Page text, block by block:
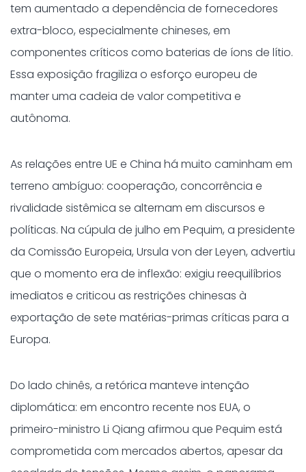
tem aumentado a dependência de fornecedores
extra-bloco, especialmente chineses, em
componentes críticos como baterias de íons de lítio.
Essa exposição fragiliza o esforço europeu de
manter uma cadeia de valor competitiva e
autônoma.
As relações entre UE e China há muito caminham em
terreno ambíguo: cooperação, concorrência e
rivalidade sistêmica se alternam em discursos e
políticas. Na cúpula de julho em Pequim, a presidente
da Comissão Europeia, Ursula von der Leyen, advertiu
que o momento era de inflexão: exigiu reequilíbrios
imediatos e criticou as restrições chinesas à
exportação de sete matérias-primas críticas para a
Europa.
Do lado chinês, a retórica manteve intenção
diplomática: em encontro recente nos EUA, o
primeiro-ministro Li Qiang afirmou que Pequim está
comprometida com mercados abertos, apesar da